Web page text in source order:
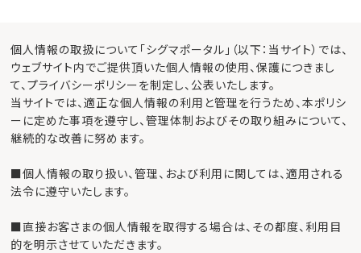
個人情報の取扱について「シグマポータル」（以下：当サイト）では、
ウェブサイト内でご提供頂いた個人情報の使用、保護につきまし
て、プライバシーポリシーを制定し、公表いたします。
当サイトでは、適正な個人情報の利用と管理を行うため、本ポリシ
ーに定めた事項を遵守し、管理体制およびその取り組みについて、
継続的な改善に努めます。
■個人情報の取り扱い、管理、および利用に関しては、適用される
法令に遵守いたします。
■直接お客さまの個人情報を取得する場合は、その都度、利用目
的を明示させていただきます。